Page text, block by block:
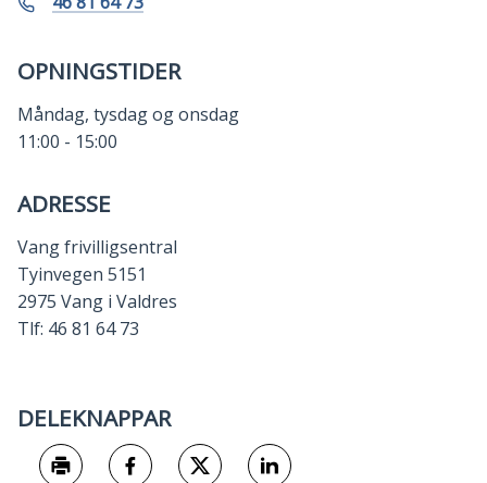
OPNINGSTIDER
Måndag, tysdag og onsdag
11:00 - 15:00
ADRESSE
Vang frivilligsentral
Tyinvegen 5151
2975 Vang i Valdres
Tlf: 46 81 64 73
DELEKNAPPAR